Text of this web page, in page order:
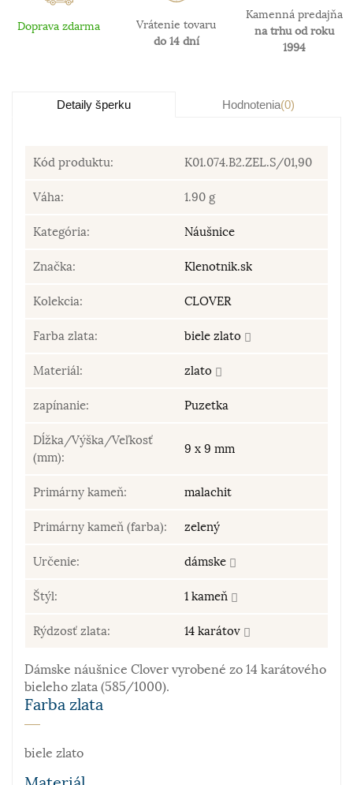
Doprava zdarma
Vrátenie tovaru
do 14 dní
Kamenná predajňa
na trhu od roku
1994
Detaily šperku Hodnotenia(0)
Kód produktu: K01.074.B2.ZEL.S/01,90
Váha: 1.90 g
Kategória: Náušnice
Značka: Klenotnik.sk
Kolekcia: CLOVER
Farba zlata: biele zlato
Materiál: zlato
zapínanie: Puzetka
Dĺžka/Výška/Veľkosť
(mm):
9 x 9 mm
Primárny kameň: malachit
Primárny kameň (farba): zelený
Určenie: dámske
Štýl: 1 kameň
Rýdzosť zlata: 14 karátov
Dámske náušnice Clover vyrobené zo 14 karátového
bieleho zlata (585/1000).
Farba zlata
biele zlato